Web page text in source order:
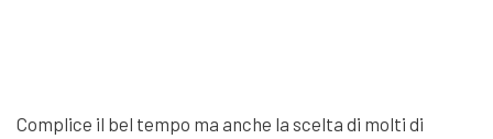
Complice il bel tempo ma anche la scelta di molti di